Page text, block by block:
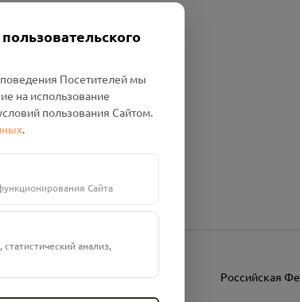
пом. 18
Российская
Посетителей мы
на использование
пользования Сайтом.
.
Сайта
анализ,